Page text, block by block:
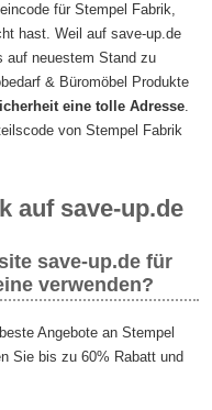
für Stempel Fabrik,
hast. Weil auf save-up.de
auf neuestem Stand zu
& Büromöbel Produkte
eine tolle Adresse.
von Stempel Fabrik
auf save-up.de
save-up.de für
verwenden?
Angebote an Stempel
Sie bis zu 60% Rabatt und